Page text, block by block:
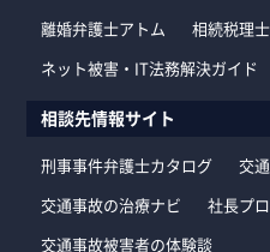
離婚弁護士アトム 相続税理
ネット被害・IT法務解決ガイド
相談先情報サイト
刑事事件弁護士カタログ 交
交通事故の治療ナビ 社長プ
交通事故被害者の体験談